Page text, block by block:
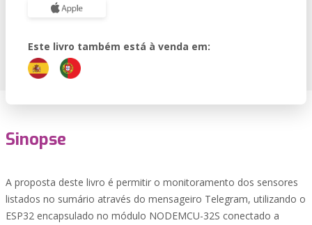
Este livro também está à venda em:
Sinopse
A proposta deste livro é permitir o monitoramento dos sensores
listados no sumário através do mensageiro Telegram, utilizando o
ESP32 encapsulado no módulo NODEMCU-32S conectado a